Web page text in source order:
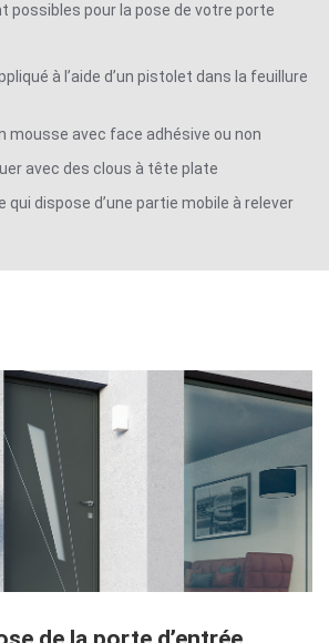
possibles pour la pose de votre porte
à l’aide d’un pistolet dans la feuillure
mousse avec face adhésive ou non
avec des clous à tête plate
qui dispose d’une partie mobile à relever